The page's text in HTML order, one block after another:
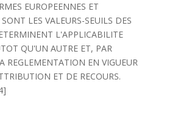
EUROPEENNES ET
LES VALEURS-SEUILS DES
L'APPLICABILITE
QU'UN AUTRE ET, PAR
REGLEMENTATION EN VIGUEUR
ET DE RECOURS.